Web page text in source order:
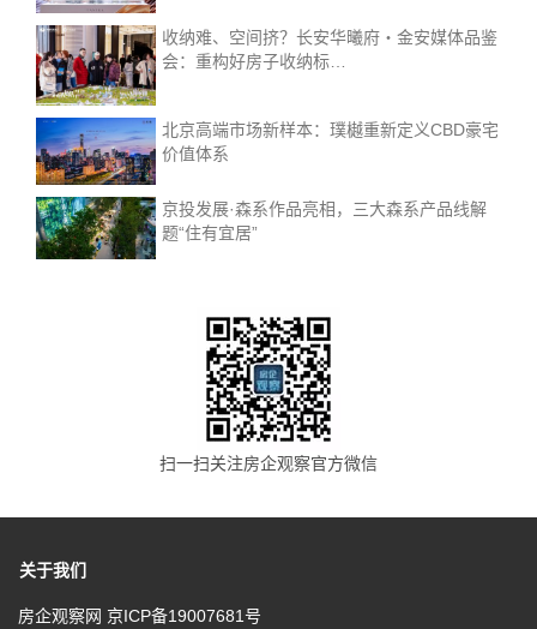
收纳难、空间挤？长安华曦府・金安媒体品鉴
会：重构好房子收纳标…
北京高端市场新样本：璞樾重新定义CBD豪宅
价值体系
京投发展·森系作品亮相，三大森系产品线解
题“住有宜居”
扫一扫关注房企观察官方微信
关于我们
房企观察网 京ICP备19007681号